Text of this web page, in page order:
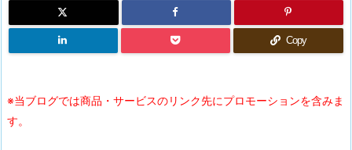
Copy
※当ブログでは商品・サービスのリンク先にプロモーションを含みま
す。